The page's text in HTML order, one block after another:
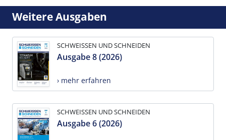
Weitere Ausgaben
SCHWEISSEN UND SCHNEIDEN
Ausgabe 8 (2026)
› mehr erfahren
SCHWEISSEN UND SCHNEIDEN
Ausgabe 6 (2026)